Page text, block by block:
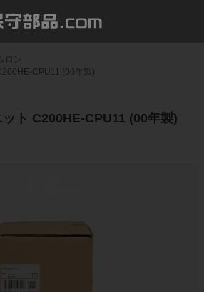
ロン
CPU11 (00年製)
ト C200HE-CPU11 (00年製)